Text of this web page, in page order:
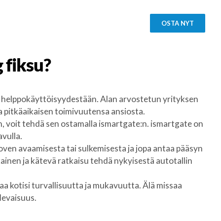
OSTA NYT
fiksu?
Alan arvostetun yrityksen
pitkäaikaisen toimivuutensa ansiosta.
voit tehdä sen ostamalla ismartgate:n. ismartgate on
avaamisesta tai sulkemisesta ja jopa antaa pääsyn
ja kätevä ratkaisu tehdä nykyisestä autotallin
kotisi turvallisuutta ja mukavuutta. Älä missaa